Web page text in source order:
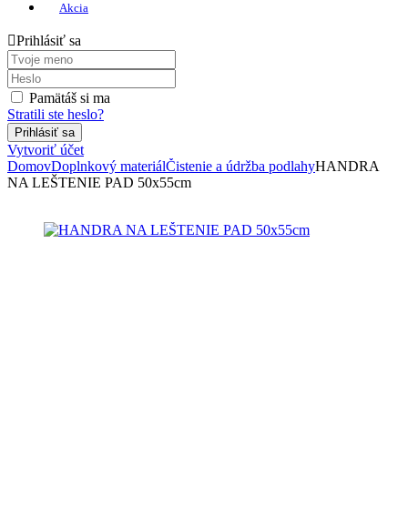
Akcia
Prihlásiť sa
Pamätáš si ma
Stratili ste heslo?
Vytvoriť účet
DomovDoplnkový materiálČistenie a údržba podlahyHANDRA
NA LEŠTENIE PAD 50x55cm